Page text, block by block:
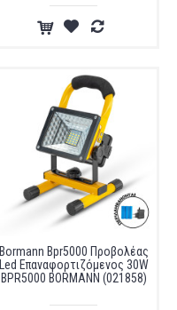
Bormann Bpr5000 Προβολέας
Led Επαναφορτιζόμενος 30W
BPR5000 BORMANN (021858)